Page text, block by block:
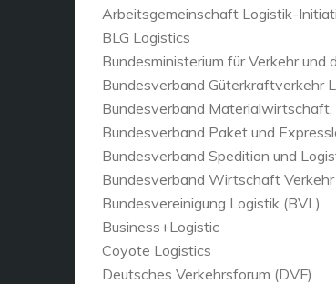
Arbeitsgemeinschaft Logistik-
BLG Logistics
Bundesministerium für Verkehr und
Bundesverband Güterkraftverkehr
Bundesverband Materialwirtschaft,
Bundesverband Paket und
Bundesverband Spedition und
Bundesverband Wirtschaft
Bundesvereinigung Logistik (BVL)
Business+Logistic
Coyote Logistics
Deutsches Verkehrsforum (DVF)